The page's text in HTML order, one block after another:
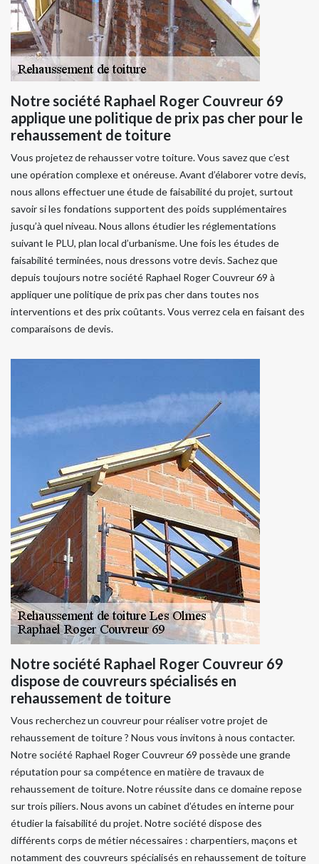
Notre société Raphael Roger Couvreur 69
applique une politique de prix pas cher pour le
rehaussement de toiture
Vous projetez de rehausser votre toiture. Vous savez que c’est
une opération complexe et onéreuse. Avant d’élaborer votre devis,
nous allons effectuer une étude de faisabilité du projet, surtout
savoir si les fondations supportent des poids supplémentaires
jusqu’à quel niveau. Nous allons étudier les réglementations
suivant le PLU, plan local d’urbanisme. Une fois les études de
faisabilité terminées, nous dressons votre devis. Sachez que
depuis toujours notre société Raphael Roger Couvreur 69 à
appliquer une politique de prix pas cher dans toutes nos
interventions et des prix coûtants. Vous verrez cela en faisant des
comparaisons de devis.
Notre société Raphael Roger Couvreur 69
dispose de couvreurs spécialisés en
rehaussement de toiture
Vous recherchez un couvreur pour réaliser votre projet de
rehaussement de toiture ? Nous vous invitons à nous contacter.
Notre société Raphael Roger Couvreur 69 possède une grande
réputation pour sa compétence en matière de travaux de
rehaussement de toiture. Notre réussite dans ce domaine repose
sur trois piliers. Nous avons un cabinet d’études en interne pour
étudier la faisabilité du projet. Notre société dispose des
différents corps de métier nécessaires : charpentiers, maçons et
notamment des couvreurs spécialisés en rehaussement de toiture